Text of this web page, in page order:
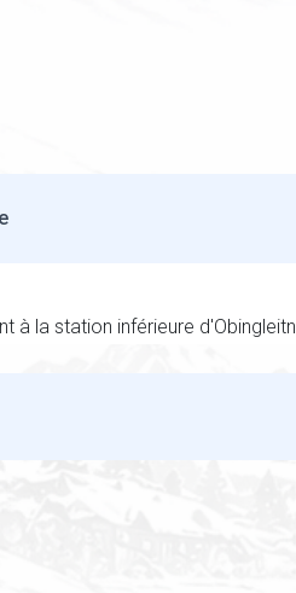
à la station inférieure d'Obingleitn.